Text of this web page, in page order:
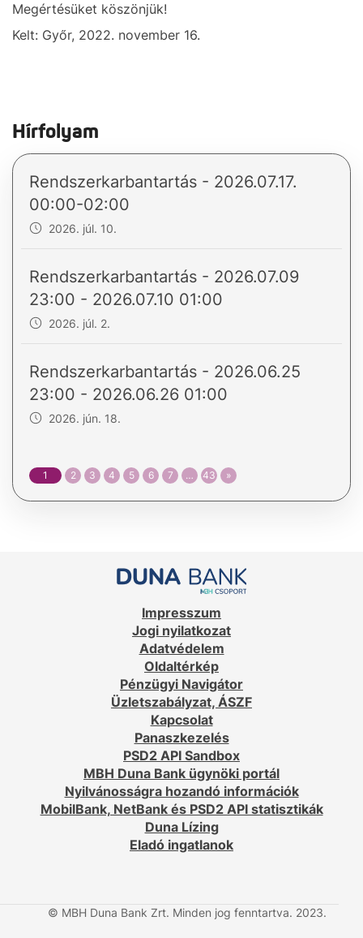
Megértésüket köszönjük!
Kelt: Győr, 2022. november 16.
Hírfolyam
Rendszerkarbantartás - 2026.07.17.
00:00-02:00
2026. júl. 10.
Rendszerkarbantartás - 2026.07.09
23:00 - 2026.07.10 01:00
2026. júl. 2.
Rendszerkarbantartás - 2026.06.25
23:00 - 2026.06.26 01:00
2026. jún. 18.
1 2 3 4 5 6 7 … 43 »
Impresszum
Jogi nyilatkozat
Adatvédelem
Oldaltérkép
Pénzügyi Navigátor
Üzletszabályzat, ÁSZF
Kapcsolat
Panaszkezelés
PSD2 API Sandbox
MBH Duna Bank ügynöki portál
Nyilvánosságra hozandó információk
MobilBank, NetBank és PSD2 API statisztikák
Duna Lízing
Eladó ingatlanok
© MBH Duna Bank Zrt. Minden jog fenntartva. 2023.